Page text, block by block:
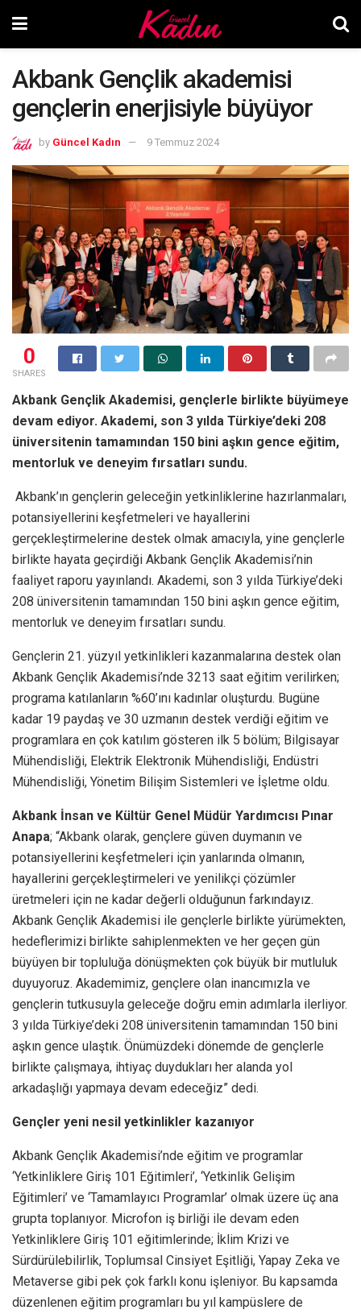
Akbank Gençlik akademisi
gençlerin enerjisiyle büyüyor
by Güncel Kadın 9 Temmuz 2024
0
SHARES
Akbank Gençlik Akademisi, gençlerle birlikte büyümeye
devam ediyor. Akademi, son 3 yılda Türkiye’deki 208
üniversitenin tamamından 150 bini aşkın gence eğitim,
mentorluk ve deneyim fırsatları sundu.
Akbank’ın gençlerin geleceğin yetkinliklerine hazırlanmaları,
potansiyellerini keşfetmeleri ve hayallerini
gerçekleştirmelerine destek olmak amacıyla, yine gençlerle
birlikte hayata geçirdiği Akbank Gençlik Akademisi’nin
faaliyet raporu yayınlandı. Akademi, son 3 yılda Türkiye’deki
208 üniversitenin tamamından 150 bini aşkın gence eğitim,
mentorluk ve deneyim fırsatları sundu.
Gençlerin 21. yüzyıl yetkinlikleri kazanmalarına destek olan
Akbank Gençlik Akademisi’nde 3213 saat eğitim verilirken;
programa katılanların %60’ını kadınlar oluşturdu. Bugüne
kadar 19 paydaş ve 30 uzmanın destek verdiği eğitim ve
programlara en çok katılım gösteren ilk 5 bölüm; Bilgisayar
Mühendisliği, Elektrik Elektronik Mühendisliği, Endüstri
Mühendisliği, Yönetim Bilişim Sistemleri ve İşletme oldu.
Akbank İnsan ve Kültür Genel Müdür Yardımcısı Pınar
Anapa; “Akbank olarak, gençlere güven duymanın ve
potansiyellerini keşfetmeleri için yanlarında olmanın,
hayallerini gerçekleştirmeleri ve yenilikçi çözümler
üretmeleri için ne kadar değerli olduğunun farkındayız.
Akbank Gençlik Akademisi ile gençlerle birlikte yürümekten,
hedeflerimizi birlikte sahiplenmekten ve her geçen gün
büyüyen bir topluluğa dönüşmekten çok büyük bir mutluluk
duyuyoruz. Akademimiz, gençlere olan inancımızla ve
gençlerin tutkusuyla geleceğe doğru emin adımlarla ilerliyor.
3 yılda Türkiye’deki 208 üniversitenin tamamından 150 bini
aşkın gence ulaştık. Önümüzdeki dönemde de gençlerle
birlikte çalışmaya, ihtiyaç duydukları her alanda yol
arkadaşlığı yapmaya devam edeceğiz” dedi.
Gençler yeni nesil yetkinlikler kazanıyor
Akbank Gençlik Akademisi’nde eğitim ve programlar
‘Yetkinliklere Giriş 101 Eğitimleri’, ‘Yetkinlik Gelişim
Eğitimleri’ ve ‘Tamamlayıcı Programlar’ olmak üzere üç ana
grupta toplanıyor. Microfon iş birliği ile devam eden
Yetkinliklere Giriş 101 eğitimlerinde; İklim Krizi ve
Sürdürülebilirlik, Toplumsal Cinsiyet Eşitliği, Yapay Zeka ve
Metaverse gibi pek çok farklı konu işleniyor. Bu kapsamda
düzenlenen eğitim programları bu yıl kampüslere de